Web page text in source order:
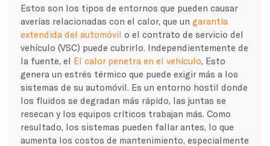
Estos son los tipos de entornos que pueden causar
averías relacionadas con el calor, que un garantía
extendida del automóvil o el contrato de servicio del
vehículo (VSC) puede cubrirlo. Independientemente de
la fuente, el El calor penetra en el vehículo , Esto
genera un estrés térmico que puede exigir más a los
sistemas de su automóvil. Es un entorno hostil donde
los fluidos se degradan más rápido, las juntas se
resecan y los equipos críticos trabajan más. Como
resultado, los sistemas pueden fallar antes, lo que
aumenta los costos de mantenimiento, especialmente